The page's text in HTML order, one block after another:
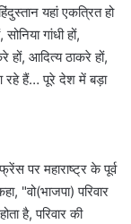
यहां एकत्रित हो
गांधी हों,
हों, आदित्य ठाकरे हों,
रहे हैं… पूरे देश में बड़ा
पर महाराष्ट्र के पूर्व
"वो(भाजपा) परिवार
है, परिवार की